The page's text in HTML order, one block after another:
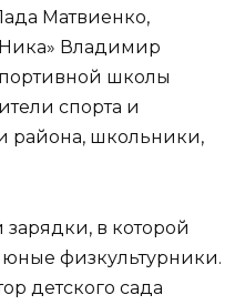
Матвиенко,
Владимир
школы
спорта и
района, школьники,
зарядки, в которой
физкультурники.
детского сада